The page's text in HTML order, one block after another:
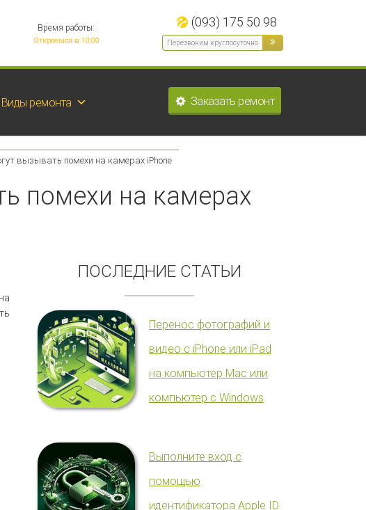
(093) 175 50 98
Время работы:
Откроемся в 10:00
Виды ремонта Заказать ремонт
вызывать помехи на камерах iPhone
помехи на камерах
ПОСЛЕДНИЕ СТАТЬИ
Перенос фотографий и
видео с iPhone или iPad
на компьютер Mac или
компьютер с Windows
Выполните вход с
помощью
идентификатора Apple ID